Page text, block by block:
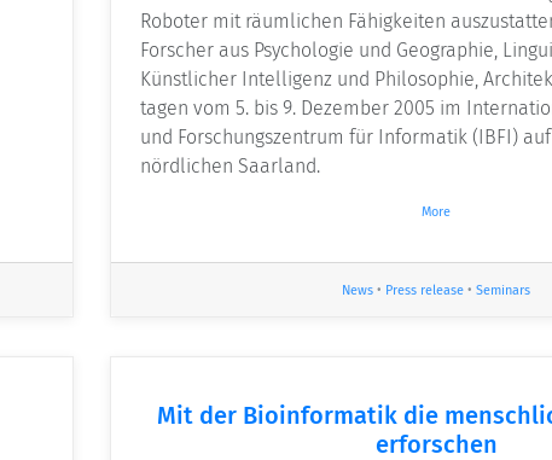
Roboter mit räumlichen Fähigkeiten
Forscher aus Psychologie und Geographie,
Künstlicher Intelligenz und Philosophie,
tagen vom 5. bis 9. Dezember 2005 im
und Forschungszentrum für Informatik (IBFI)
nördlichen Saarland.
More
News • Press release • Seminars
Mit der Bioinformatik die
erforschen